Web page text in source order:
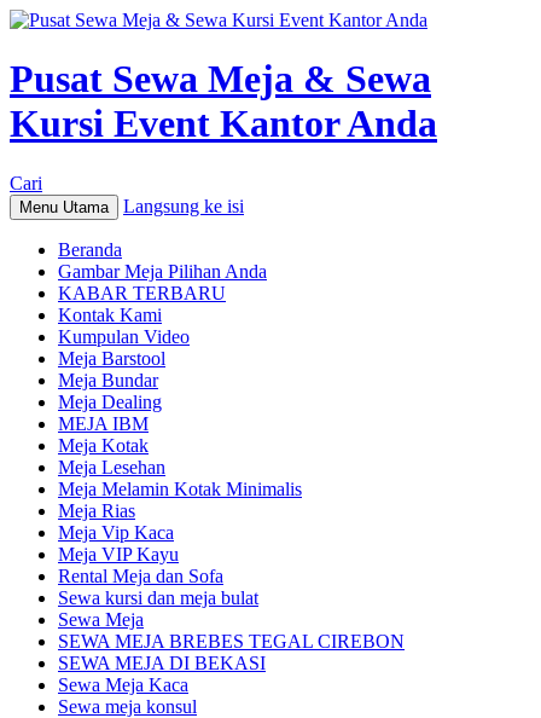
Pusat Sewa Meja & Sewa
Kursi Event Kantor Anda
Cari
Menu Utama Langsung ke isi
Beranda
Gambar Meja Pilihan Anda
KABAR TERBARU
Kontak Kami
Kumpulan Video
Meja Barstool
Meja Bundar
Meja Dealing
MEJA IBM
Meja Kotak
Meja Lesehan
Meja Melamin Kotak Minimalis
Meja Rias
Meja Vip Kaca
Meja VIP Kayu
Rental Meja dan Sofa
Sewa kursi dan meja bulat
Sewa Meja
SEWA MEJA BREBES TEGAL CIREBON
SEWA MEJA DI BEKASI
Sewa Meja Kaca
Sewa meja konsul